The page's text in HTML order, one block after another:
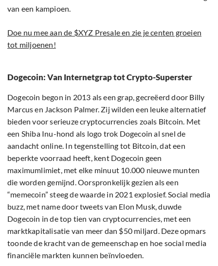
van een kampioen.
Doe nu mee aan de $XYZ Presale en zie je centen groeien
tot miljoenen!
Dogecoin: Van Internetgrap tot Crypto-Superster
Dogecoin begon in 2013 als een grap, gecreëerd door Billy
Marcus en Jackson Palmer. Zij wilden een leuke alternatief
bieden voor serieuze cryptocurrencies zoals Bitcoin. Met
een Shiba Inu-hond als logo trok Dogecoin al snel de
aandacht online. In tegenstelling tot Bitcoin, dat een
beperkte voorraad heeft, kent Dogecoin geen
maximumlimiet, met elke minuut 10.000 nieuwe munten
die worden gemijnd. Oorspronkelijk gezien als een
“memecoin” steeg de waarde in 2021 explosief. Social media
buzz, met name door tweets van Elon Musk, duwde
Dogecoin in de top tien van cryptocurrencies, met een
marktkapitalisatie van meer dan $50 miljard. Deze opmars
toonde de kracht van de gemeenschap en hoe social media
financiële markten kunnen beïnvloeden.